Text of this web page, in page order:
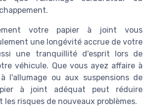
votre papier à joint vous
une longévité accrue de votre
une tranquillité d'esprit lors de
véhicule. Que vous ayez affaire à
l'allumage ou aux suspensions de
à joint adéquat peut réduire
les risques de nouveaux problèmes.